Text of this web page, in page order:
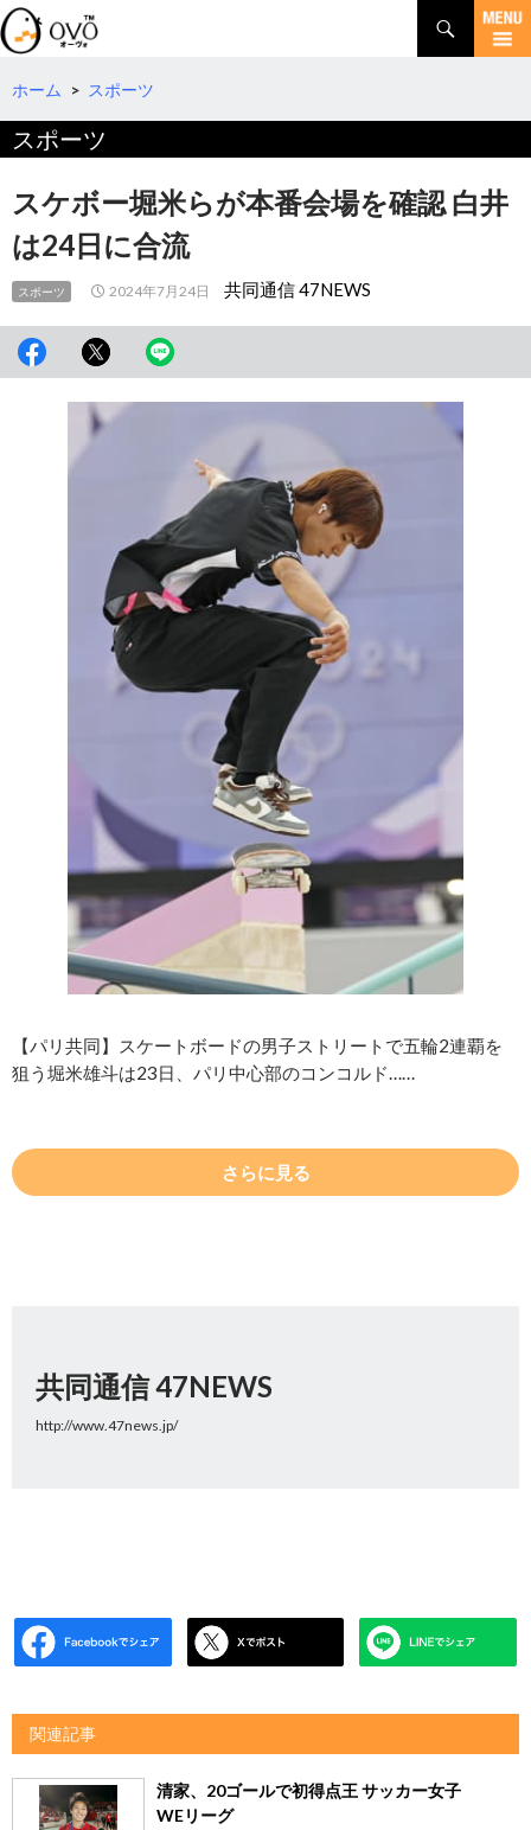
検
索
コ
テ
へ
動
ホーム > スポーツ
スポーツ
スケボー堀米らが本番会場を確認 白井
は24日に合流
スポーツ 2024年7月24日 共同通信 47NEWS
【パリ共同】スケートボードの男子ストリートで五輪2連覇を
狙う堀米雄斗は23日、パリ中心部のコンコルド……
さらに見る
共同通信 47NEWS
http://www.47news.jp/
関連記事
清家、20ゴールで初得点王 サッカー女子
WEリーグ